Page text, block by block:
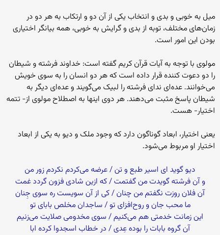
میل به خوبى و بدى و انتخاب یکى از آن دو و ارتکاب به هر دو در
زمان‌‏هاى مختلف، توبه از بدى و گرایش به خوبى، همه بیانگر اختیارى
بودن این امور است.
مولوى با توجه به آیات قرآن کریم گفته است: خداوند فرشته و شیطان
را دو دعوت کننده قرار داده است که هر دو انسان را به سوى خویش
مى‏‌خوانند. عده‏‌اى نداى فرشته را لبیک مى‌‏گویند و عده‌‏اى دیگر به
شیطان پاسخ مثبت مى‌‏دهند. هر دوى اینها به اصطلاح مولوى از- تتمه
اختیار- هست.
یعنى اختیار، ابعاد گوناگون دارد که وجود ملک و دیو به یکى از ابعاد
اختیار او مربوط مى‌‏شود.
دیو گوید اى اسیر طبع و تن / عرضه مى‏‌کردم نکردم زور من‏
و آن فرشته گویدت من گفتمت / که ازین شادى فزون گردد غمت‏
آن فلان روزت نگفتم من چنان / کى از آن سویست ره سوى جِنان‏
ما محب جان و روح‌‏افزاى تو / ساجدان مخلص باباى تو
این زمانت خدمتى هم مى‏‌کنیم / سوى مخدومى صلایت مى‏‌زنیم‏
آن گروه بابات را بوده عِدى‏ / در خطاب اسجدوا کرده ابا